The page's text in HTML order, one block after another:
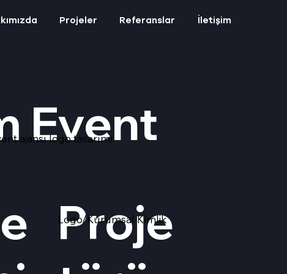
Projeler Referanslar İletişim
Event
ajansı logo tasarımı
Proje
Logo/Kurumsal Kimlik